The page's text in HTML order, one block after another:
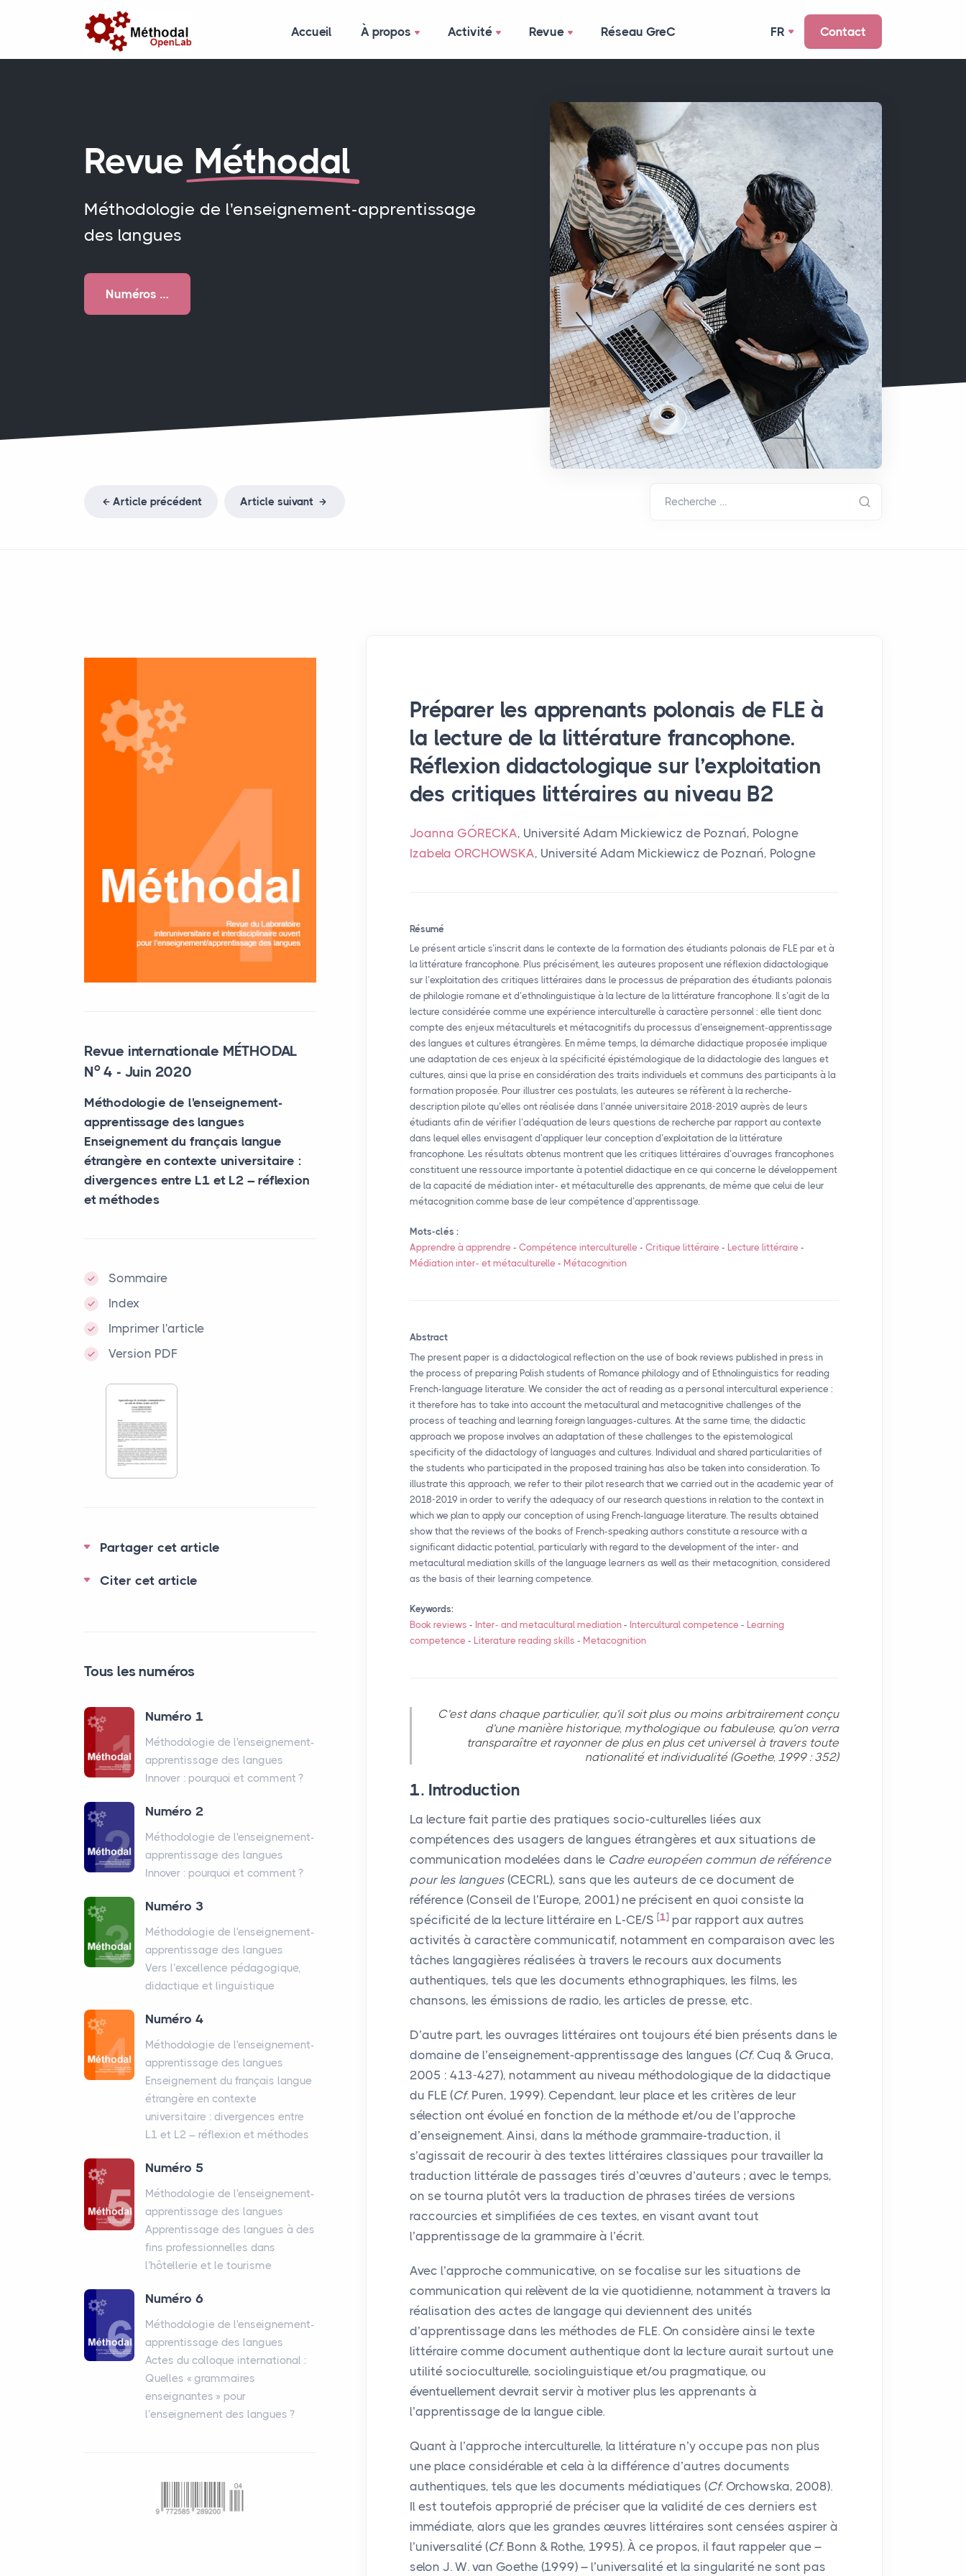
Accueil À propos Activité Revue Réseau GreC FR Contact
Revue Méthodal
Méthodologie de l'enseignement-apprentissage
des langues
Numéros …
Article précédent Article suivant Recherche …
Préparer les apprenants polonais de FLE à
la lecture de la littérature francophone.
Réflexion didactologique sur l’exploitation
des critiques littéraires au niveau B2
Joanna GÓRECKA, Université Adam Mickiewicz de Poznań, Pologne
Izabela ORCHOWSKA, Université Adam Mickiewicz de Poznań, Pologne
Résumé
Le présent article s’inscrit dans le contexte de la formation des étudiants polonais de FLE par et à
la littérature francophone. Plus précisément, les auteures proposent une réflexion didactologique
sur l’exploitation des critiques littéraires dans le processus de préparation des étudiants polonais
de philologie romane et d’ethnolinguistique à la lecture de la littérature francophone. Il s’agit de la
lecture considérée comme une expérience interculturelle à caractère personnel : elle tient donc
compte des enjeux métaculturels et métacognitifs du processus d’enseignement-apprentissage
des langues et cultures étrangères. En même temps, la démarche didactique proposée implique
une adaptation de ces enjeux à la spécificité épistémologique de la didactologie des langues et
cultures, ainsi que la prise en considération des traits individuels et communs des participants à la
formation proposée. Pour illustrer ces postulats, les auteures se réfèrent à la recherche-
description pilote qu’elles ont réalisée dans l’année universitaire 2018-2019 auprès de leurs
étudiants afin de vérifier l’adéquation de leurs questions de recherche par rapport au contexte
dans lequel elles envisagent d’appliquer leur conception d’exploitation de la littérature
francophone. Les résultats obtenus montrent que les critiques littéraires d’ouvrages francophones
constituent une ressource importante à potentiel didactique en ce qui concerne le développement
de la capacité de médiation inter- et métaculturelle des apprenants, de même que celui de leur
métacognition comme base de leur compétence d’apprentissage.
Mots-clés :
Apprendre à apprendre -Compétence interculturelle -Critique littéraire - Lecture littéraire -
Médiation inter- et métaculturelle - Métacognition
Abstract
The present paper is a didactological reflection on the use of book reviews published in press in
the process of preparing Polish students of Romance philology and of Ethnolinguistics for reading
French-language literature. We consider the act of reading as a personal intercultural experience :
it therefore has to take into account the metacultural and metacognitive challenges of the
process of teaching and learning foreign languages-cultures. At the same time, the didactic
approach we propose involves an adaptation of these challenges to the epistemological
specificity of the didactology of languages and cultures. Individual and shared particularities of
the students who participated in the proposed training has also be taken into consideration. To
illustrate this approach, we refer to their pilot research that we carried out in the academic year of
2018-2019 in order to verify the adequacy of our research questions in relation to the context in
which we plan to apply our conception of using French-language literature. The results obtained
show that the reviews of the books of French-speaking authors constitute a resource with a
significant didactic potential, particularly with regard to the development of the inter- and
metacultural mediation skills of the language learners as well as their metacognition, considered
as the basis of their learning competence.
Keywords:
Book reviews - Inter- and metacultural mediation - Intercultural competence - Learning
competence - Literature reading skills - Metacognition
C’est dans chaque particulier, qu’il soit plus ou moins arbitrairement conçu
d’une manière historique, mythologique ou fabuleuse, qu’on verra
transparaître et rayonner de plus en plus cet universel à travers toute
nationalité et individualité (Goethe, 1999 : 352)
1. Introduction
La lecture fait partie des pratiques socio-culturelles liées aux
compétences des usagers de langues étrangères et aux situations de
communication modelées dans le Cadre européen commun de référence
pour les langues (CECRL), sans que les auteurs de ce document de
référence (Conseil de l’Europe, 2001) ne précisent en quoi consiste la
spécificité de la lecture littéraire en L-CE/S [1] par rapport aux autres
activités à caractère communicatif, notamment en comparaison avec les
tâches langagières réalisées à travers le recours aux documents
authentiques, tels que les documents ethnographiques, les films, les
chansons, les émissions de radio, les articles de presse, etc.
D’autre part, les ouvrages littéraires ont toujours été bien présents dans le
domaine de l’enseignement-apprentissage des langues (Cf. Cuq & Gruca,
2005 : 413-427), notamment au niveau méthodologique de la didactique
du FLE (Cf. Puren, 1999). Cependant, leur place et les critères de leur
sélection ont évolué en fonction de la méthode et/ou de l’approche
d’enseignement. Ainsi, dans la méthode grammaire-traduction, il
s’agissait de recourir à des textes littéraires classiques pour travailler la
traduction littérale de passages tirés d’œuvres d’auteurs ; avec le temps,
on se tourna plutôt vers la traduction de phrases tirées de versions
raccourcies et simplifiées de ces textes, en visant avant tout
l’apprentissage de la grammaire à l’écrit.
Avec l’approche communicative, on se focalise sur les situations de
communication qui relèvent de la vie quotidienne, notamment à travers la
réalisation des actes de langage qui deviennent des unités
d’apprentissage dans les méthodes de FLE. On considère ainsi le texte
littéraire comme document authentique dont la lecture aurait surtout une
utilité socioculturelle, sociolinguistique et/ou pragmatique, ou
éventuellement devrait servir à motiver plus les apprenants à
l’apprentissage de la langue cible.
Quant à l’approche interculturelle, la littérature n’y occupe pas non plus
une place considérable et cela à la différence d’autres documents
authentiques, tels que les documents médiatiques (Cf. Orchowska, 2008).
Il est toutefois approprié de préciser que la validité de ces derniers est
immédiate, alors que les grandes œuvres littéraires sont censées aspirer à
l’universalité (Cf. Bonn & Rothe, 1995). À ce propos, il faut rappeler que –
selonJ. W. van Goethe (1999) – l’universalité et la singularité ne sont pas
Revue internationale MÉTHODAL
No4 - Juin 2020
Méthodologie de l'enseignement-
apprentissage des langues
Enseignement du français langue
étrangère en contexte universitaire :
divergences entre L1 et L2 – réflexion
et méthodes
Sommaire
Index
Imprimer l'article
Version PDF
Partager cet article
Citer cet article
Tous les numéros
Numéro 1
Méthodologie de l'enseignement-
apprentissage des langues
Innover : pourquoi et comment ?
Numéro 2
Méthodologie de l'enseignement-
apprentissage des langues
Innover : pourquoi et comment ?
Numéro 3
Méthodologie de l'enseignement-
apprentissage des langues
Vers l’excellence pédagogique,
didactique et linguistique
Numéro 4
Méthodologie de l'enseignement-
apprentissage des langues
Enseignement du français langue
étrangère en contexte
universitaire : divergences entre
L1 et L2 – réflexion et méthodes
Numéro 5
Méthodologie de l'enseignement-
apprentissage des langues
Apprentissage des langues à des
fins professionnelles dans
l’hôtellerie et le tourisme
Numéro 6
Méthodologie de l'enseignement-
apprentissage des langues
Actes du colloque international :
Quelles « grammaires
enseignantes » pour
l’enseignement des langues ?